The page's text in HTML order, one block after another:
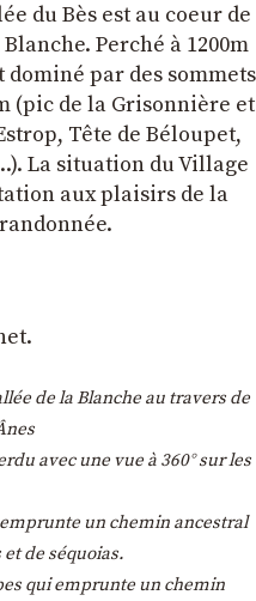
du Bès est au coeur de
Perché à 1200m
dominé par des sommets
(pic de la Grisonnière et
Tête de Béloupet,
La situation du Village
aux plaisirs de la
randonnée.
de la Blanche au travers de
avec une vue à 360° sur les
un chemin ancestral
de séquoias.
qui emprunte un chemin